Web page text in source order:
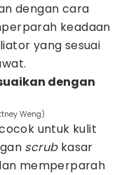
dengan cara
keadaan
yang sesuai
dengan
Weng)
untuk kulit
scrubkasar
memperparah